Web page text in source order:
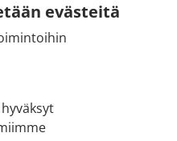
evästeitä